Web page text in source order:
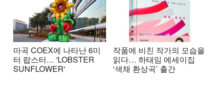
마곡 COEX에 나타난 6미
터 랍스터… 'LOBSTER
SUNFLOWER'
작품에 비친 작가의 모습을
읽다… 하태임 에세이집
‘색채 환상곡’ 출간